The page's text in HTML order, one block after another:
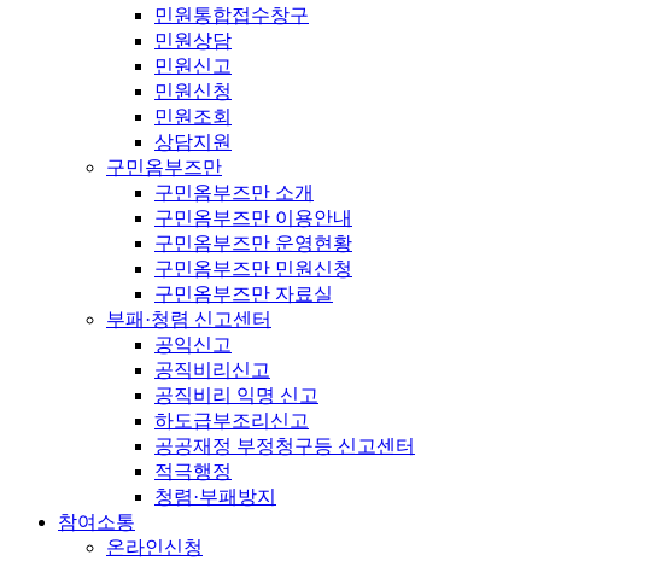
민원통합접수창구
민원상담
민원신고
민원신청
민원조회
상담지원
구민옴부즈만
구민옴부즈만 소개
구민옴부즈만 이용안내
구민옴부즈만 운영현황
구민옴부즈만 민원신청
구민옴부즈만 자료실
부패·청렴 신고센터
공익신고
공직비리신고
공직비리 익명 신고
하도급부조리신고
공공재정 부정청구등 신고센터
적극행정
청렴·부패방지
참여소통
온라인신청